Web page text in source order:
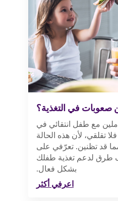
صعوبات في التغذية؟
مع طفل انتقائي في
تقلقي، لأن هذه الحالة
قد تظنين. تعرّفي على
طرق لدعم تغذية طفلك
بشكل فعال.
اعرفي أكثر